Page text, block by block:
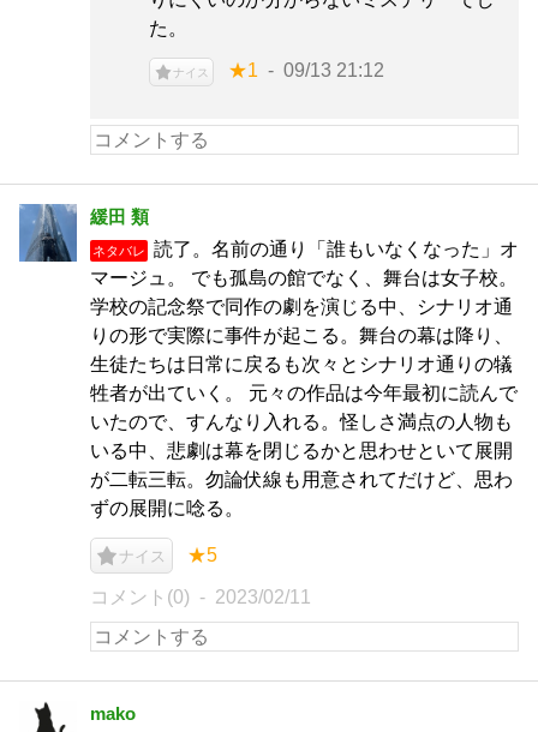
た。
ナイス ★1 09/13 21:12
緩田 類
ネタバレ
読了。名前の通り「誰もいなくなった」オ
マージュ。 でも孤島の館でなく、舞台は女子校。
学校の記念祭で同作の劇を演じる中、シナリオ通
りの形で実際に事件が起こる。舞台の幕は降り、
生徒たちは日常に戻るも次々とシナリオ通りの犠
牲者が出ていく。 元々の作品は今年最初に読んで
いたので、すんなり入れる。怪しさ満点の人物も
いる中、悲劇は幕を閉じるかと思わせといて展開
が二転三転。勿論伏線も用意されてだけど、思わ
ずの展開に唸る。
ナイス ★5
コメント(0) 2023/02/11
mako